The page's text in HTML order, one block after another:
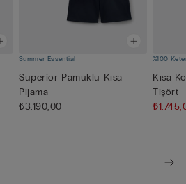
Summer Essential
Superior Pamuklu Kısa
Pijama
₺3.190,00
%100
Kısa
Tişört